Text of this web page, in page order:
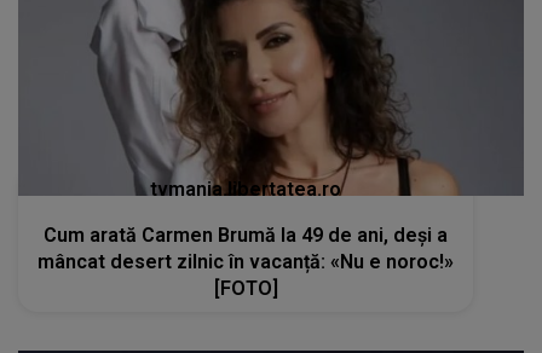
tvmania.libertatea.ro
Cum arată Carmen Brumă la 49 de ani, deși a
mâncat desert zilnic în vacanță: «Nu e noroc!»
[FOTO]